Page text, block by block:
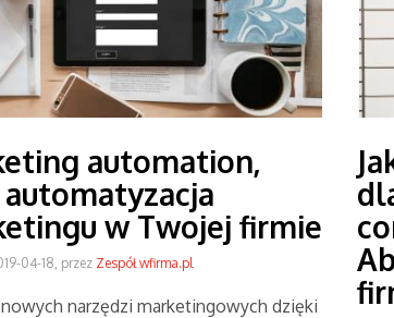
automation,
w Twojej firmie
04-18, przez Zespół wfirma.pl
narzędzi marketingowych dzięki